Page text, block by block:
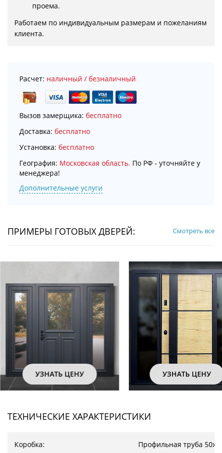
проема.
Работаем по индивидуальным размерам и пожеланиям
клиента.
Расчет: наличный / безналичный
Вызов замерщика: бесплатно
Доставка: бесплатно
Установка: бесплатно
География: Московская область. По РФ - уточняйте у
менеджера!
Дополнительные услуги
ПРИМЕРЫ ГОТОВЫХ ДВЕРЕЙ: Смотреть все
УЗНАТЬ ЦЕНУ УЗНАТЬ ЦЕНУ
ТЕХНИЧЕСКИЕ ХАРАКТЕРИСТИКИ
Коробка: Профильная труба